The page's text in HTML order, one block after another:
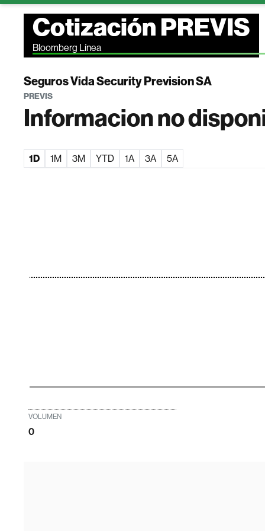
Cotización PREVIS
Bloomberg Línea
Seguros Vida Security Prevision SA
PREVIS
Informacion no
1D 1M 3M YTD 1A 3A 5A
VOLUMEN
0